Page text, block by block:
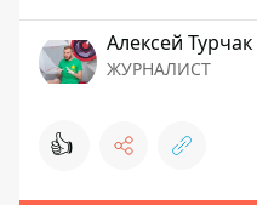
Алексей Турчак
ЖУРНАЛИСТ
👍